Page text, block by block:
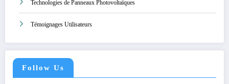
Technologies de Panneaux Photovoltaïques
Témoignages Utilisateurs
Follow Us